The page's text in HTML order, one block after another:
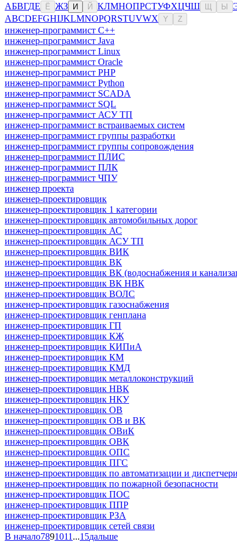
АБВГДЕ Ё ЖЗ И Й КЛМНОПРСТУФХЦЧШ Ы
ABCDEFGHIJKLMNOPQRSTUVWX Y Z
инженер-программист C++
инженер-программист Java
инженер-программист Linux
инженер-программист Oracle
инженер-программист PHP
инженер-программист Python
инженер-программист SCADA
инженер-программист SQL
инженер-программист АСУ ТП
инженер-программист встраиваемых систем
инженер-программист группы разработки
инженер-программист группы сопровождения
инженер-программист ПЛИС
инженер-программист ПЛК
инженер-программист ЧПУ
инженер проекта
инженер-проектировщик
инженер-проектировщик 1 категории
инженер-проектировщик автомобильных дорог
инженер-проектировщик АС
инженер-проектировщик АСУ ТП
инженер-проектировщик ВИК
инженер-проектировщик ВК
инженер-проектировщик ВК (водоснабжения и
инженер-проектировщик ВК НВК
инженер-проектировщик ВОЛС
инженер-проектировщик газоснабжения
инженер-проектировщик генплана
инженер-проектировщик ГП
инженер-проектировщик КЖ
инженер-проектировщик КИПиА
инженер-проектировщик КМ
инженер-проектировщик КМД
инженер-проектировщик металлоконструкций
инженер-проектировщик НВК
инженер-проектировщик НКУ
инженер-проектировщик ОВ
инженер-проектировщик ОВ и ВК
инженер-проектировщик ОВиК
инженер-проектировщик ОВК
инженер-проектировщик ОПС
инженер-проектировщик ПГС
инженер-проектировщик по автоматизации и
инженер-проектировщик по пожарной безопасности
инженер-проектировщик ПОС
инженер-проектировщик ППР
инженер-проектировщик РЗА
инженер-проектировщик сетей связи
В начало7891011 ...15дальше